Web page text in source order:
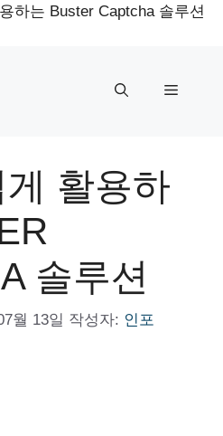
하는 Buster Captcha 솔루션
메
활용하
솔루션
월 13일 작성자: 인포